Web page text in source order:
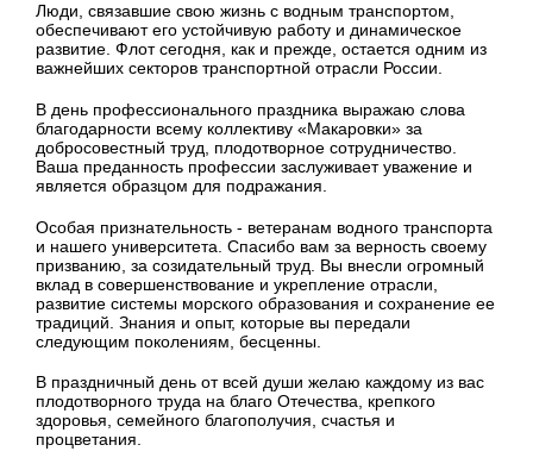
Люди, связавшие свою жизнь с водным транспортом,
обеспечивают его устойчивую работу и динамическое
развитие. Флот сегодня, как и прежде, остается одним из
важнейших секторов транспортной отрасли России.
В день профессионального праздника выражаю слова
благодарности всему коллективу «Макаровки» за
добросовестный труд, плодотворное сотрудничество.
Ваша преданность профессии заслуживает уважение и
является образцом для подражания.
Особая признательность - ветеранам водного транспорта
и нашего университета. Спасибо вам за верность своему
призванию, за созидательный труд. Вы внесли огромный
вклад в совершенствование и укрепление отрасли,
развитие системы морского образования и сохранение ее
традиций. Знания и опыт, которые вы передали
следующим поколениям, бесценны.
В праздничный день от всей души желаю каждому из вас
плодотворного труда на благо Отечества, крепкого
здоровья, семейного благополучия, счастья и
процветания.